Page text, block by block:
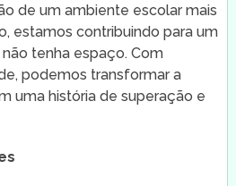
de um ambiente escolar mais
estamos contribuindo para um
tenha espaço. Com
podemos transformar a
uma história de superação e